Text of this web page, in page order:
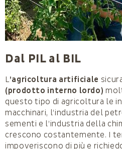
Dal PIL al BIL
L’agricoltura artificiale
(prodotto interno lordo)
questo tipo di agricoltura le
macchinari, l’industria del
sementi e l’industria della
crescono costantemente. I
impoveriscono di più e